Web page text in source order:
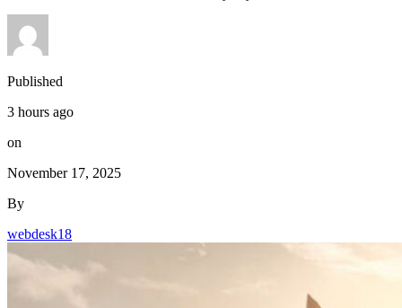
Published
3 hours ago
on
November 17, 2025
By
webdesk18